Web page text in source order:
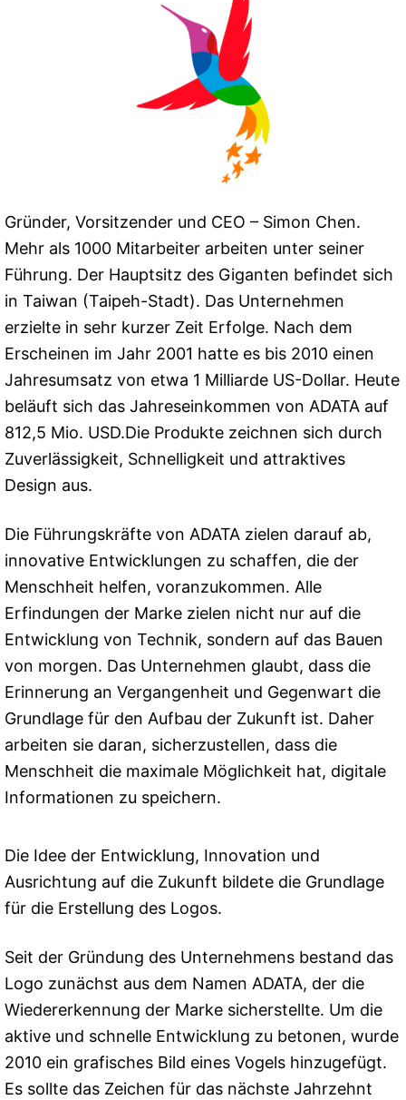
Gründer, Vorsitzender und CEO – Simon Chen.
Mehr als 1000 Mitarbeiter arbeiten unter seiner
Führung. Der Hauptsitz des Giganten befindet sich
in Taiwan (Taipeh-Stadt). Das Unternehmen
erzielte in sehr kurzer Zeit Erfolge. Nach dem
Erscheinen im Jahr 2001 hatte es bis 2010 einen
Jahresumsatz von etwa 1 Milliarde US-Dollar. Heute
beläuft sich das Jahreseinkommen von ADATA auf
812,5 Mio. USD.Die Produkte zeichnen sich durch
Zuverlässigkeit, Schnelligkeit und attraktives
Design aus.
Die Führungskräfte von ADATA zielen darauf ab,
innovative Entwicklungen zu schaffen, die der
Menschheit helfen, voranzukommen. Alle
Erfindungen der Marke zielen nicht nur auf die
Entwicklung von Technik, sondern auf das Bauen
von morgen. Das Unternehmen glaubt, dass die
Erinnerung an Vergangenheit und Gegenwart die
Grundlage für den Aufbau der Zukunft ist. Daher
arbeiten sie daran, sicherzustellen, dass die
Menschheit die maximale Möglichkeit hat, digitale
Informationen zu speichern.
Die Idee der Entwicklung, Innovation und
Ausrichtung auf die Zukunft bildete die Grundlage
für die Erstellung des Logos.
Seit der Gründung des Unternehmens bestand das
Logo zunächst aus dem Namen ADATA, der die
Wiedererkennung der Marke sicherstellte. Um die
aktive und schnelle Entwicklung zu betonen, wurde
2010 ein grafisches Bild eines Vogels hinzugefügt.
Es sollte das Zeichen für das nächste Jahrzehnt